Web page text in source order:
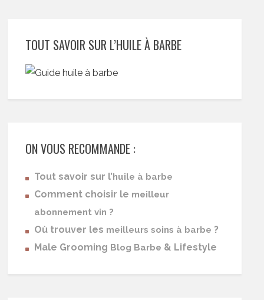
TOUT SAVOIR SUR L’HUILE À BARBE
ON VOUS RECOMMANDE :
Tout savoir sur l’huile à barbe
Comment choisir le meilleur
abonnement vin ?
Où trouver les meilleurs soins à barbe ?
Male Grooming Blog Barbe & Lifestyle